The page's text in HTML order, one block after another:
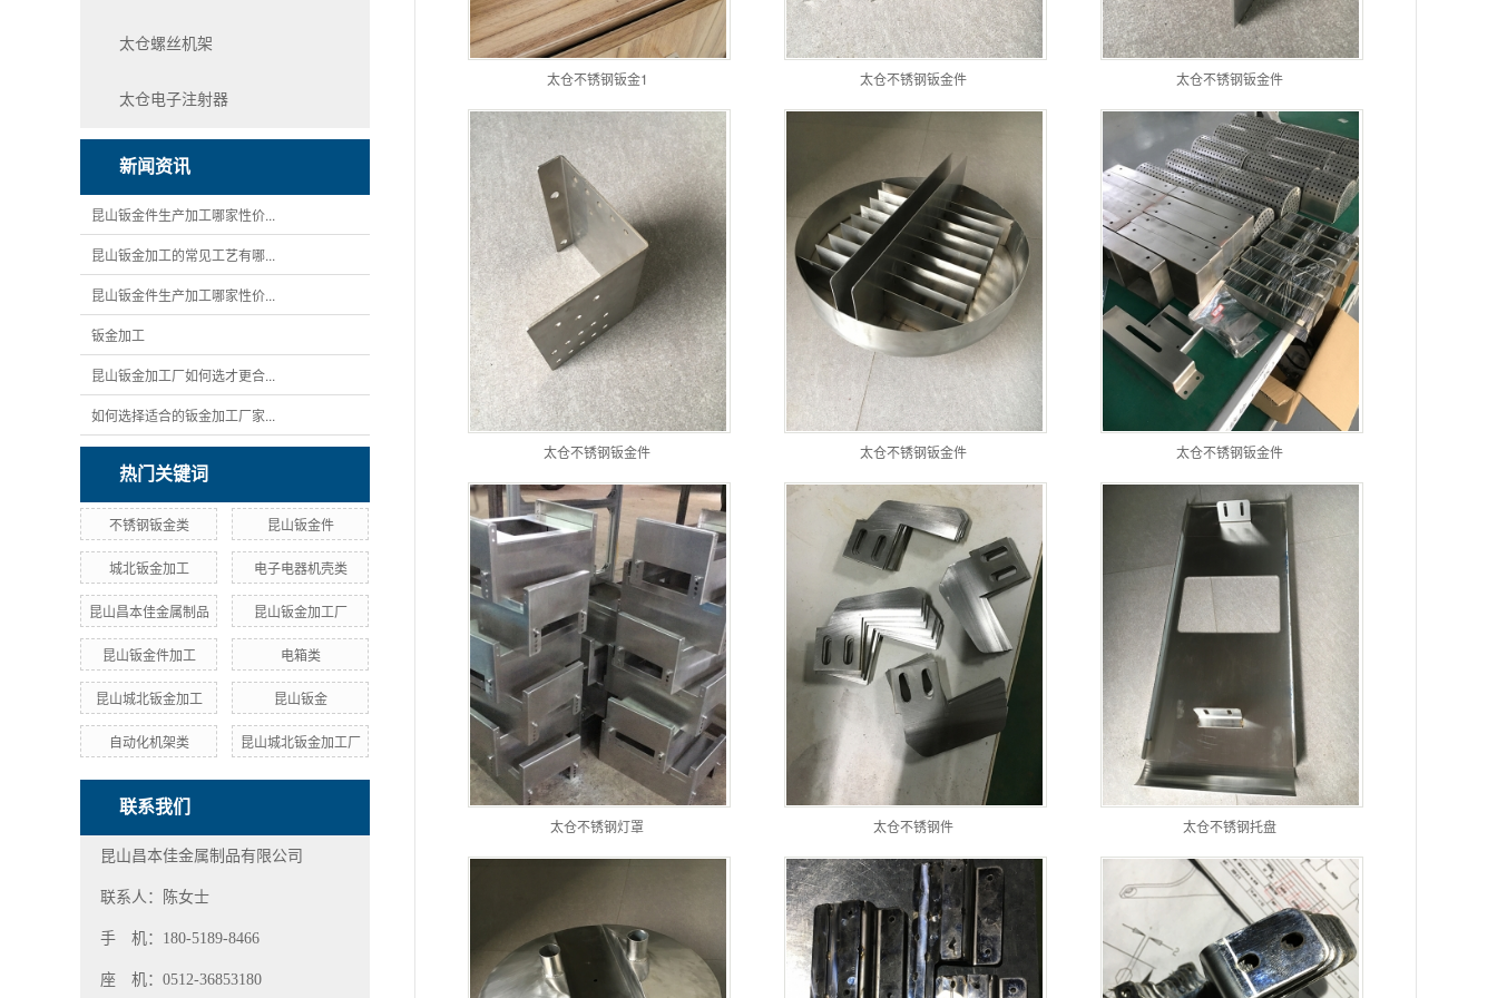
太仓螺丝机架
太仓电子注射器
新闻资讯
昆山钣金件生产加工哪家性价...
昆山钣金加工的常见工艺有哪...
昆山钣金件生产加工哪家性价...
钣金加工
昆山钣金加工厂如何选才更合...
如何选择适合的钣金加工厂家...
热门关键词
不锈钢钣金类 昆山钣金件
城北钣金加工 电子电器机壳类
昆山昌本佳金属制品 昆山钣金加工厂
昆山钣金件加工 电箱类
昆山城北钣金加工 昆山钣金
自动化机架类 昆山城北钣金加工厂
联系我们
昆山昌本佳金属制品有限公司
联系人：陈女士
手 机：180-5189-8466
座 机：0512-36853180
太仓不锈钢钣金1 太仓不锈钢钣金件 太仓不锈钢钣金件
太仓不锈钢钣金件 太仓不锈钢钣金件 太仓不锈钢钣金件
太仓不锈钢灯罩 太仓不锈钢件 太仓不锈钢托盘